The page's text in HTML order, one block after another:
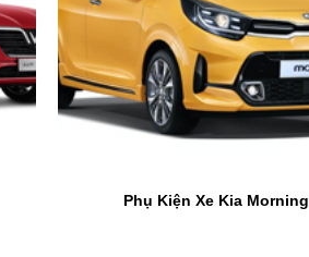
Phụ Kiện Xe Kia Morning